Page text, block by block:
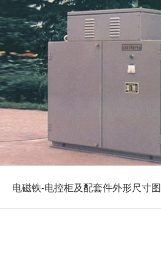
电磁铁-电控柜及配套件外形尺寸图